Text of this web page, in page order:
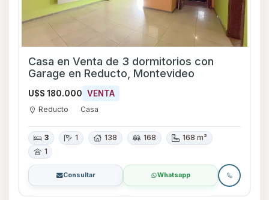
Casa en Venta de 3 dormitorios con
Garage en Reducto, Montevideo
U$S 180.000 VENTA
Reducto Casa
3 1 138 168
168 m²
1
Consultar Whatsapp